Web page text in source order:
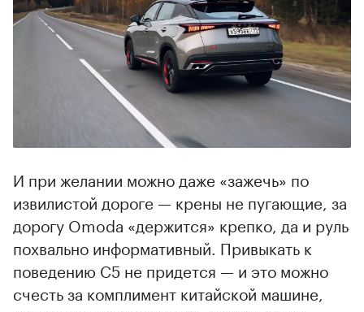
И при желании можно даже «зажечь» по
извилистой дороге — крены не пугающие, за
дорогу Omoda «держится» крепко, да и руль
похвально информативный. Привыкать к
поведению С5 не придется — и это можно
счесть за комплимент китайской машине,